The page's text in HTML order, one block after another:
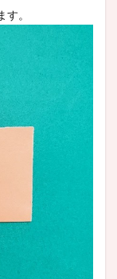
。